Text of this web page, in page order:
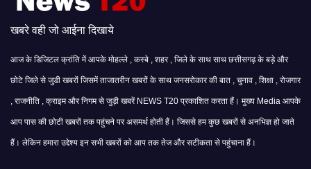
खबरे वही जो आईना दिखाये
आज के डिजिटल क्रांति में आपके मोहल्ले , कस्बे , शहर , जिले के साथ साथ छत्तीसगढ़ के बड़े और
छोटे जिले से जुडी खबरों जिसमें ताजातरीन खबरों के साथ जनसरोकार की बात , चुनाव , शिक्षा , रोजगार
, राजनीति , क्राइम और निगम से जुड़ी खबरें NEWS T20 प्रकाशित करता हैं। मुख्य Media आपके
आप पास की छोटी खबरों तक पहुंचने पर असमर्थ होती हैं। जिससे हम कुछ खबरों से अनभिज्ञ हो जाते
हैं। लेकिन हमारा उद्देश्य इन सभी खबरों को आप तक तेज और सटीकता से पहुंचाना हैं।